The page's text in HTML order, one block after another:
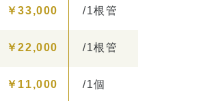
￥33,000 /1根管
￥22,000 /1根管
￥11,000 /1個